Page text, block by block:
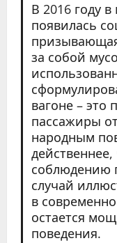
В 2016 году
появилась
за собой
вагоне – это
пассажиры
народным
соблюдению
случай
в
остается
поведения.